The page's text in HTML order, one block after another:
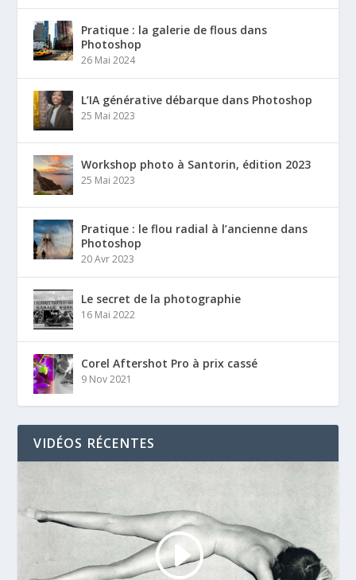
Pratique : la galerie de flous dans
Photoshop
26 Mai 2024
L’IA générative débarque dans Photoshop
25 Mai 2023
Workshop photo à Santorin, édition 2023
25 Mai 2023
Pratique : le flou radial à l’ancienne dans
Photoshop
20 Avr 2023
Le secret de la photographie
16 Mai 2022
Corel Aftershot Pro à prix cassé
9 Nov 2021
VIDÉOS RÉCENTES